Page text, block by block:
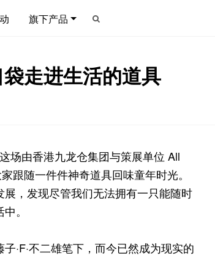
旗下产品
走进生活的道具
场由香港九龙仓集团与策展单位 All
跟随一件件神奇道具回味童年时光。
，发现尽管我们无法拥有一只能随时
。
·F·不二雄笔下，而今已然成为现实的